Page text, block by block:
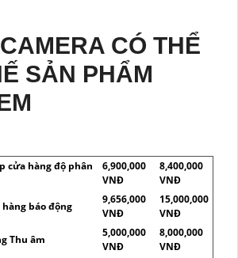
CÓ THỂ
SẢN PHẨM
cửa hàng độ phân
6,900,000
VNĐ
8,400,000
VNĐ
báo động
9,656,000
VNĐ
15,000,000
VNĐ
Thu âm
5,000,000
VNĐ
8,000,000
VNĐ